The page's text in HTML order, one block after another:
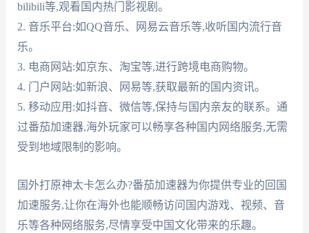
bilibili等,观看国内热门影视剧。
2. 音乐平台:如QQ音乐、网易云音乐等,收听国内流行音
乐。
3. 电商网站:如京东、淘宝等,进行跨境电商购物。
4. 门户网站:如新浪、网易等,获取最新的国内资讯。
5. 移动应用:如抖音、微信等,保持与国内亲友的联系。通
过番茄加速器,海外玩家可以畅享各种国内网络服务,无需
受到地域限制的影响。
国外打原神太卡怎么办?番茄加速器为你提供专业的回国
加速服务,让你在海外也能顺畅访问国内游戏、视频、音
乐等各种网络服务,尽情享受中国文化带来的乐趣。